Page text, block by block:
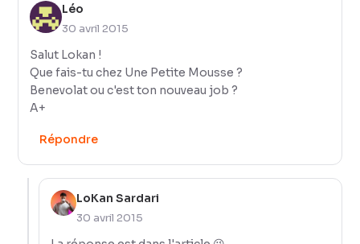
Léo
30 avril 2015
Salut Lokan !
Que fais-tu chez Une Petite Mousse ?
Benevolat ou c'est ton nouveau job ?
A+
Répondre
LoKan Sardari
30 avril 2015